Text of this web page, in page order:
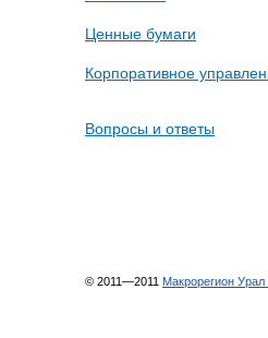
Ценные бумаги
Корпоративное
Вопросы и ответы
© 2011—2011 Макрорегион